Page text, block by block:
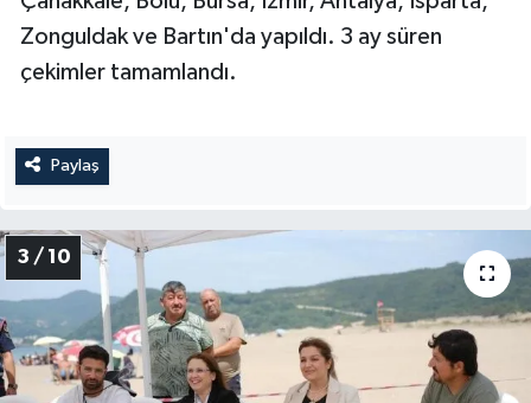
Zonguldak ve Bartın'da yapıldı. 3 ay süren
çekimler tamamlandı.
Paylaş
3 / 10